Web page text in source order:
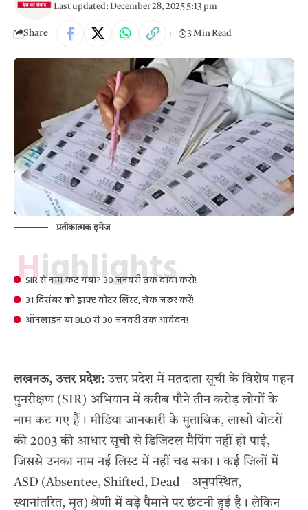
Last updated: December 28, 2025 5:13 pm
Share 3 Min Read
प्रतीकात्मक इमेज
Highlights
SIR से नाम कट गया? 30 जनवरी तक दावा करो!
31 दिसंबर को ड्राफ्ट वोटर लिस्ट, चेक जरूर करें!
ऑनलाइन या BLO से 30 जनवरी तक आवेदन!
लखनऊ, उत्तर प्रदेश: उत्तर प्रदेश में मतदाता सूची के विशेष गहन
पुनरीक्षण (SIR) अभियान में करीब पौने तीन करोड़ लोगों के
नाम कट गए हैं। मीडिया जानकारी के मुताबिक, लाखों वोटरों
की 2003 की आधार सूची से डिजिटल मैपिंग नहीं हो पाई,
जिससे उनका नाम नई लिस्ट में नहीं चढ़ सका। कई जिलों में
ASD (Absentee, Shifted, Dead – अनुपस्थित,
स्थानांतरित, मृत) श्रेणी में बड़े पैमाने पर छंटनी हुई है। लेकिन